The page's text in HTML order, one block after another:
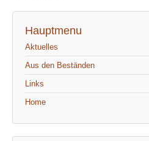
Hauptmenu
Aktuelles
Aus den Beständen
Links
Home